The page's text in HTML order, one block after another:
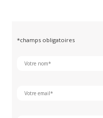
*champs obligatoires